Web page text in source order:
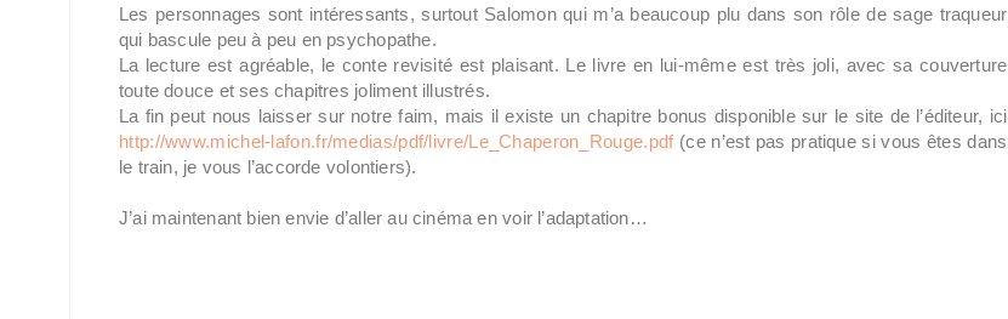
Les personnages sont intéressants, surtout Salomon qui m’a beaucoup plu dans son rôle de sage traqueur
qui bascule peu à peu en psychopathe.
La lecture est agréable, le conte revisité est plaisant. Le livre en lui-même est très joli, avec sa couverture
toute douce et ses chapitres joliment illustrés.
La fin peut nous laisser sur notre faim, mais il existe un chapitre bonus disponible sur le site de l’éditeur, ici
http://www.michel-lafon.fr/medias/pdf/livre/Le_Chaperon_Rouge.pdf(ce n’est pas pratique si vous êtes dans
le train, je vous l’accorde volontiers).
J’ai maintenant bien envie d’aller au cinéma en voir l’adaptation…